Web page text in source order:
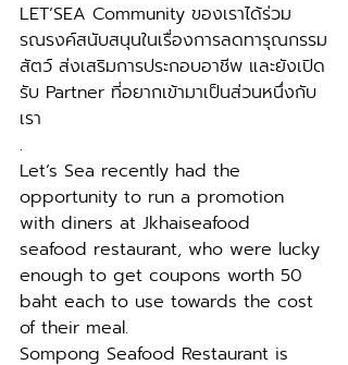
LET’SEA Community ของเราได้ร่วม
รณรงค์สนับสนุนในเรื่องการลดทารุณกรรม
สัตว์ ส่งเสริมการประกอบอาชีพ และยังเปิด
รับ Partner ที่อยากเข้ามาเป็นส่วนหนึ่งกับ
เรา
.
Let’s Sea recently had the
opportunity to run a promotion
with diners at Jkhaiseafood
seafood restaurant, who were lucky
enough to get coupons worth 50
baht each to use towards the cost
of their meal.
Sompong Seafood Restaurant is